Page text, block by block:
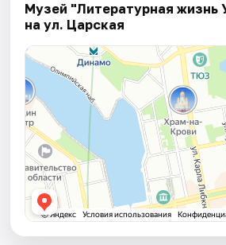
Музей "Литературная жизнь
на ул. Царская